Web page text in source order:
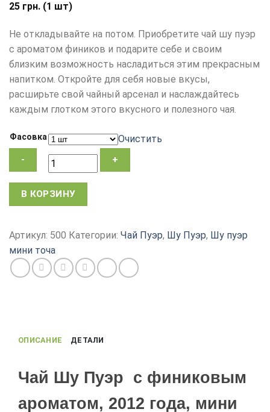
25 грн. (1 шт)
Не откладывайте на потом. Приобретите чай шу пуэр
с ароматом фиников и подарите себе и своим
близким возможность насладиться этим прекрасным
напитком. Откройте для себя новые вкусы,
расширьте свой чайный арсенал и наслаждайтесь
каждым глотком этого вкусного и полезного чая.
Фасовка Очистить
Количество
пуэр,
Пуэр
2012
Цзао
В КОРЗИНУ
Артикул: 500 Категории: Чай Пуэр, Шу Пуэр, Шу пуэр
мини точа
ОПИСАНИЕ ДЕТАЛИ
Чай Шу Пуэр с финиковым
ароматом, 2012 года, мини